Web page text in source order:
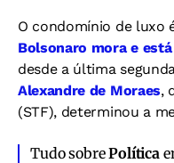
O condomínio de luxo
Bolsonaro mora e
desde a última
Alexandre de Moraes,
(STF), determinou a
Tudo sobrePolítica